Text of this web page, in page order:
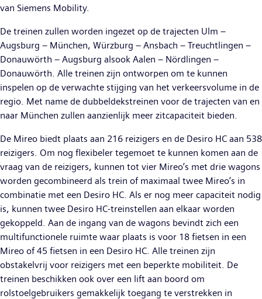
van Siemens Mobility.
De treinen zullen worden ingezet op de trajecten Ulm –
Augsburg – München, Würzburg – Ansbach – Treuchtlingen –
Donauwörth – Augsburg alsook Aalen – Nördlingen –
Donauwörth. Alle treinen zijn ontworpen om te kunnen
inspelen op de verwachte stijging van het verkeersvolume in de
regio. Met name de dubbeldekstreinen voor de trajecten van en
naar München zullen aanzienlijk meer zitcapaciteit bieden.
De Mireo biedt plaats aan 216 reizigers en de Desiro HC aan 538
reizigers. Om nog flexibeler tegemoet te kunnen komen aan de
vraag van de reizigers, kunnen tot vier Mireo’s met drie wagons
worden gecombineerd als trein of maximaal twee Mireo’s in
combinatie met een Desiro HC. Als er nog meer capaciteit nodig
is, kunnen twee Desiro HC-treinstellen aan elkaar worden
gekoppeld. Aan de ingang van de wagons bevindt zich een
multifunctionele ruimte waar plaats is voor 18 fietsen in een
Mireo of 45 fietsen in een Desiro HC. Alle treinen zijn
obstakelvrij voor reizigers met een beperkte mobiliteit. De
treinen beschikken ook over een lift aan boord om
rolstoelgebruikers gemakkelijk toegang te verstrekken in